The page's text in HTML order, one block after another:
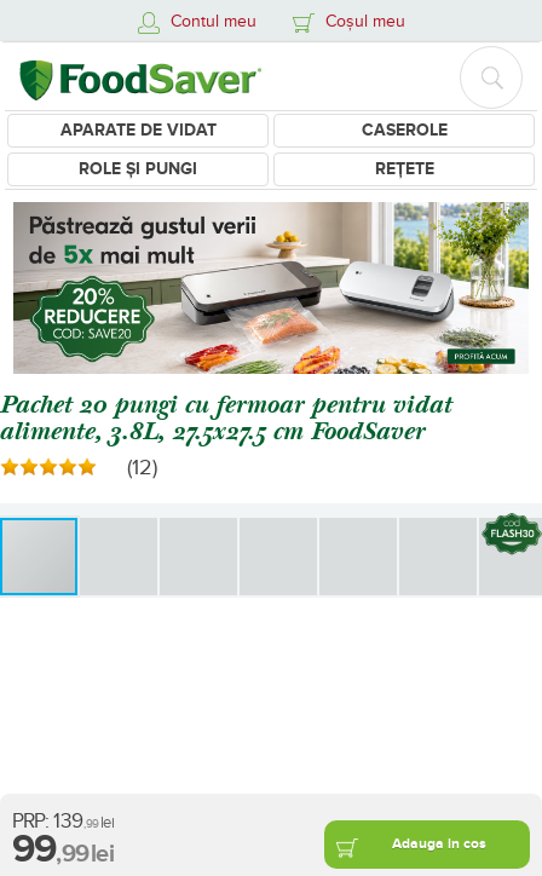
Contul meu Coșul meu
APARATE DE VIDAT
CASEROLE
ROLE ȘI PUNGI
REȚETE
Pachet 20 pungi cu fermoar pentru vidat
alimente, 3.8L, 27.5x27.5 cm FoodSaver
(12)
PRP: 139,99lei
99,99lei Adauga in cos